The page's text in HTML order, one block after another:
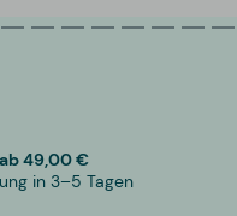
49,00 €
in 3–5 Tagen